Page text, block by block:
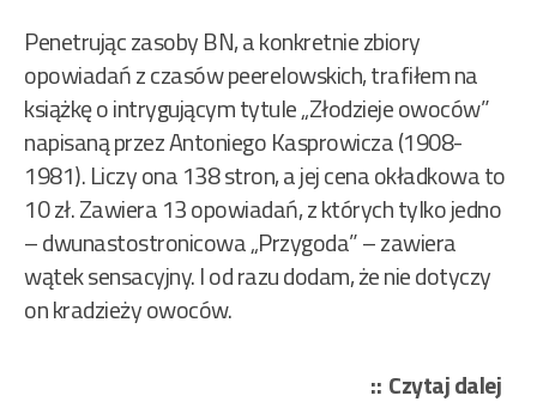
Penetrując zasoby BN, a konkretnie zbiory
opowiadań z czasów peerelowskich, trafiłem na
książkę o intrygującym tytule „Złodzieje owoców”
napisaną przez Antoniego Kasprowicza (1908-
1981). Liczy ona 138 stron, a jej cena okładkowa to
10 zł. Zawiera 13 opowiadań, z których tylko jedno
– dwunastostronicowa „Przygoda” – zawiera
wątek sensacyjny. I od razu dodam, że nie dotyczy
on kradzieży owoców.
Czytaj dalej